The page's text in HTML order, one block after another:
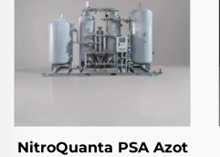
NitroQuanta PSA Azot